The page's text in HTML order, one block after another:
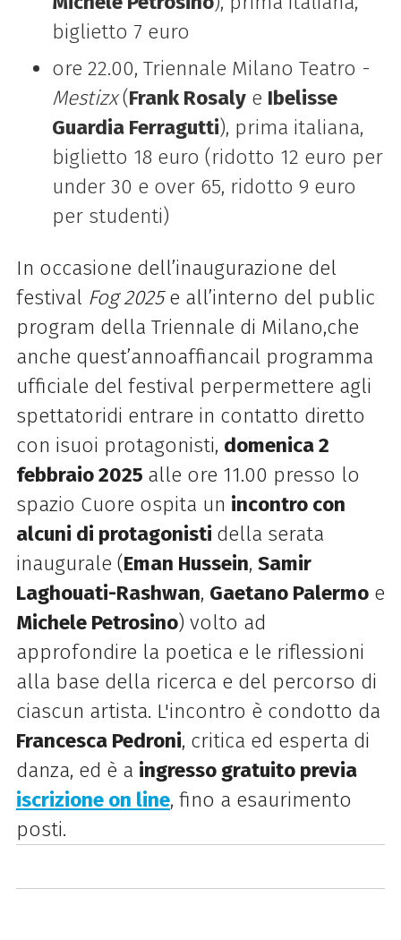
biglietto 7 euro
ore 22.00, Triennale Milano Teatro -
Mestizx(Frank Rosalye Ibelisse
Guardia Ferragutti), prima italiana,
biglietto 18 euro (ridotto 12 euro per
under 30 e over 65, ridotto 9 euro
per studenti)
In occasione dell’inaugurazione del
festival Fog 2025e all’interno del public
program della Triennale di Milano,che
anche quest’annoaffiancail programma
ufficiale del festival perpermettere agli
spettatoridi entrare in contatto diretto
con isuoi protagonisti, domenica 2
febbraio 2025 alle ore 11.00 presso lo
spazio Cuore ospita un incontro con
alcuni di protagonisti della serata
inaugurale (Eman Hussein, Samir
Laghouati-Rashwan, Gaetano Palermoe
Michele Petrosino) volto ad
approfondire la poetica e le riflessioni
alla base della ricerca e del percorso di
ciascun artista. L'incontro è condotto da
Francesca Pedroni, critica ed esperta di
danza, ed è a ingresso gratuito previa
iscrizione on line, fino a esaurimento
posti.